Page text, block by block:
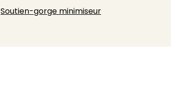
Soutien-gorge minimiseur